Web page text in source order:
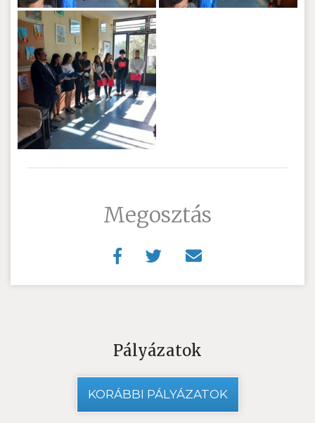
Megosztás
Pályázatok
KORÁBBI PÁLYÁZATOK